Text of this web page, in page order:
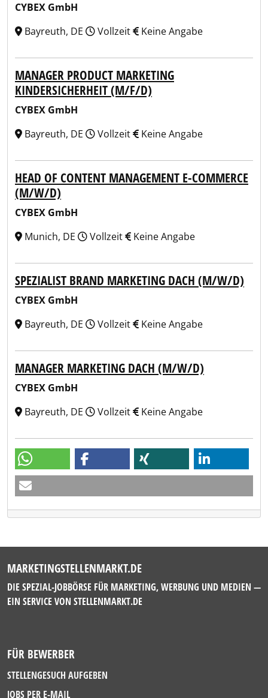
CYBEX GmbH
Bayreuth, DE
Vollzeit Keine Angabe
MANAGER PRODUCT MARKETING
KINDERSICHERHEIT (M/F/D)
CYBEX GmbH
Bayreuth, DE
Vollzeit Keine Angabe
HEAD OF CONTENT MANAGEMENT E-COMMERCE
(M/W/D)
CYBEX GmbH
Munich, DE
Vollzeit Keine Angabe
SPEZIALIST BRAND MARKETING DACH (M/W/D)
CYBEX GmbH
Bayreuth, DE
Vollzeit Keine Angabe
MANAGER MARKETING DACH (M/W/D)
CYBEX GmbH
Bayreuth, DE
Vollzeit Keine Angabe
MARKETINGSTELLENMARKT.DE
DIE SPEZIAL-JOBBÖRSE FÜR MARKETING, WERBUNG UND MEDIEN —
EIN SERVICE VON STELLENMARKT.DE
FÜR BEWERBER
STELLENGESUCH AUFGEBEN
JOBS PER E-MAIL